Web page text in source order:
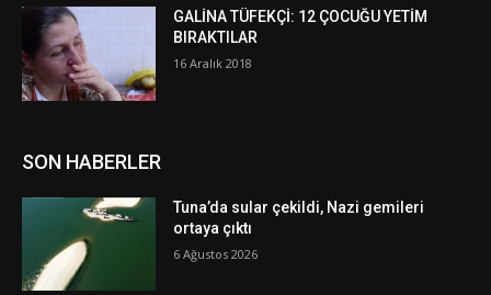
GALİNA TÜFEKÇİ: 12 ÇOCUĞU YETİM
BIRAKTILAR
16 Aralık 2018
SON HABERLER
Tuna’da sular çekildi, Nazi gemileri
ortaya çıktı
6 Ağustos 2026